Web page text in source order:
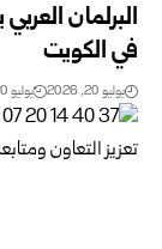
البرلمان
في الكويت
يوليو 20, 2026 يوليو 20, 2026